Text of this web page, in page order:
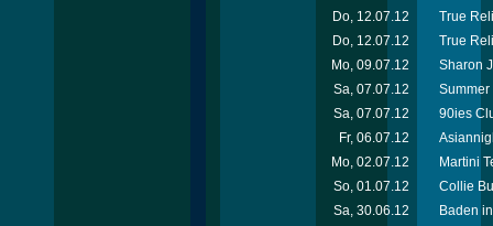
Do, 12.07.12
True
Do, 12.07.12
True
Mo, 09.07.12
Sharon
Sa, 07.07.12
Sa, 07.07.12
90ies
Fr, 06.07.12
Mo, 02.07.12
Martini
So, 01.07.12
Collie
Sa, 30.06.12
Baden